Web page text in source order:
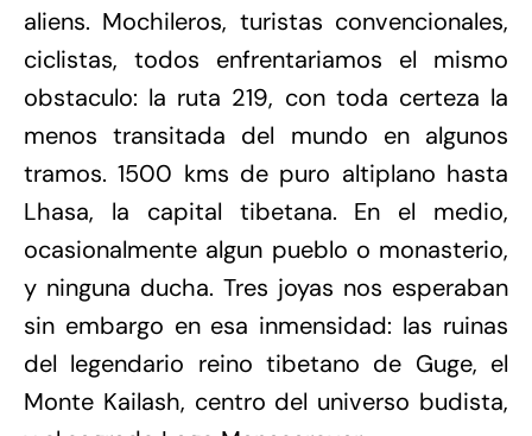
aliens. Mochileros, turistas convencionales,
ciclistas, todos enfrentariamos el mismo
obstaculo: la ruta 219, con toda certeza la
menos transitada del mundo en algunos
tramos. 1500 kms de puro altiplano hasta
Lhasa, la capital tibetana. En el medio,
ocasionalmente algun pueblo o monasterio,
y ninguna ducha. Tres joyas nos esperaban
sin embargo en esa inmensidad: las ruinas
del legendario reino tibetano de Guge, el
Monte Kailash, centro del universo budista,